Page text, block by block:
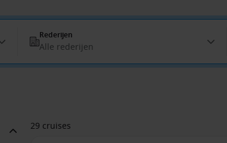
Rederijen
Alle rederijen
29 cruises